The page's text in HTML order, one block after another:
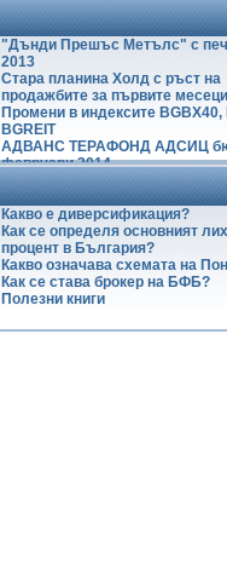
"Дънди Прешъс Метълс" с
2013
Стара планина Холд с ръст на
продажбите за първите
Промени в индексите BGBX40,
BGREIT
АДВАНС ТЕРАФОНД АДСИЦ
февруари 2014
Ръст на БФБ в първите два
2014
Какво е диверсификация?
Как се определя основният
процент в България?
Какво означава схемата на
Как се става брокер на БФБ?
Полезни книги